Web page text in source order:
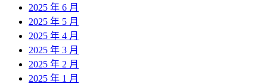
2025 年 6 月
2025 年 5 月
2025 年 4 月
2025 年 3 月
2025 年 2 月
2025 年 1 月